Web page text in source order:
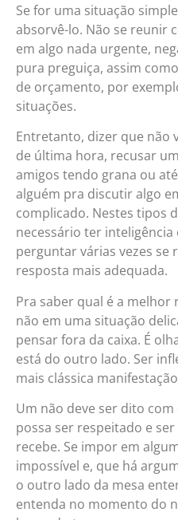
Se for uma situação
absorvê-lo. Não se reunir
em algo nada urgente,
pura preguiça, assim
de orçamento, por
situações.
Entretanto, dizer que não
de última hora, recusar
amigos tendo grana ou
alguém pra discutir algo
complicado. Nestes tipos
necessário ter inteligência
perguntar várias vezes se
resposta mais adequada.
Pra saber qual é a melhor
não em uma situação
pensar fora da caixa. É
está do outro lado. Ser
mais clássica
Um não deve ser dito
possa ser respeitado e
recebe. Se impor em
impossível e, que há
o outro lado da mesa
entenda no momento do